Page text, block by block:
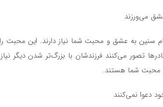
سنین به عشق و محبت شما نیاز دارند. این محبت
تصور می‌کنند فرزندشان با بزرگ‌تر شدن دیگر
محبت شما هستند.